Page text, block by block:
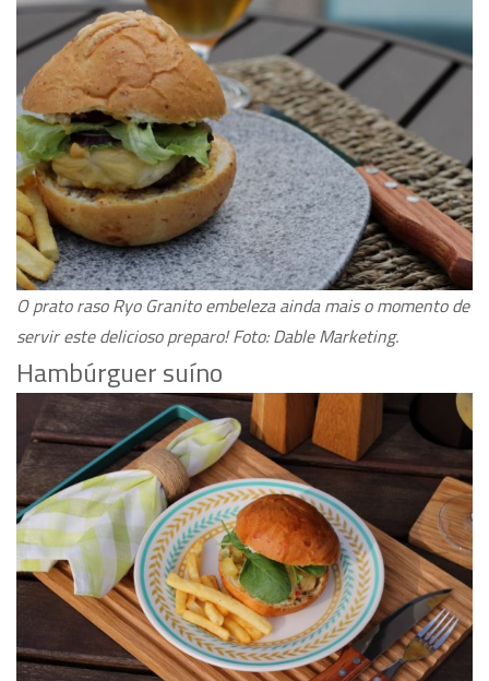
O prato raso Ryo Granito embeleza ainda mais o momento de
servir este delicioso preparo! Foto: Dable Marketing.
Hambúrguer suíno